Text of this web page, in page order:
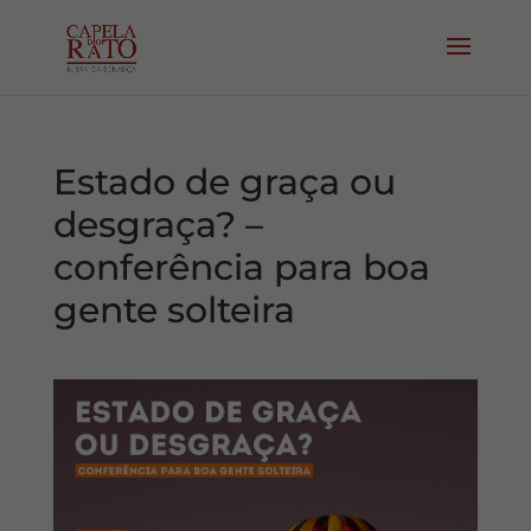
Estado de graça ou
desgraça? –
conferência para boa
gente solteira